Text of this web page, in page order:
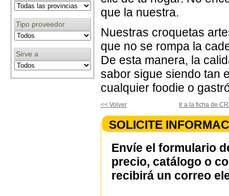
Tipo proveedor
Sirve a
que la nuestra.
Nuestras croquetas
que no se rompa la
De esta manera, la
sabor sigue siendo tan
cualquier foodie o
<< Volver Ir a la ficha de
SOLICITE
Envíe el formulario
precio, catálogo o
recibirá un correo